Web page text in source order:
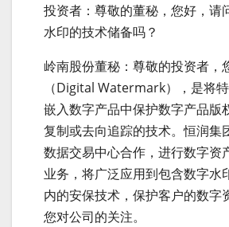
投资者：尊敬的董秘，您好，请
水印的技术储备吗？
岭南股份董秘：尊敬的投资者，
（Digital Watermark），是将
嵌入数字产品中保护数字产品版
复制或去向追踪的技术。恒润集
数据交易中心合作，进行数字资
业务，将广泛应用到包含数字水
内的安保技术，保护客户的数字
您对公司的关注。